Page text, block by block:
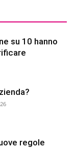
su 10 hanno
regole